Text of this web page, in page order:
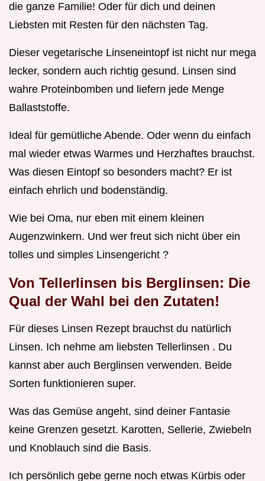
die ganze Familie! Oder für dich und deinen
Liebsten mit Resten für den nächsten Tag.
Dieser vegetarische Linseneintopf ist nicht nur mega
lecker, sondern auch richtig gesund. Linsen sind
wahre Proteinbomben und liefern jede Menge
Ballaststoffe.
Ideal für gemütliche Abende. Oder wenn du einfach
mal wieder etwas Warmes und Herzhaftes brauchst.
Was diesen Eintopf so besonders macht? Er ist
einfach ehrlich und bodenständig.
Wie bei Oma, nur eben mit einem kleinen
Augenzwinkern. Und wer freut sich nicht über ein
tolles und simples Linsengericht ?
Von Tellerlinsen bis Berglinsen: Die
Qual der Wahl bei den Zutaten!
Für dieses Linsen Rezept brauchst du natürlich
Linsen. Ich nehme am liebsten Tellerlinsen . Du
kannst aber auch Berglinsen verwenden. Beide
Sorten funktionieren super.
Was das Gemüse angeht, sind deiner Fantasie
keine Grenzen gesetzt. Karotten, Sellerie, Zwiebeln
und Knoblauch sind die Basis.
Ich persönlich gebe gerne noch etwas Kürbis oder